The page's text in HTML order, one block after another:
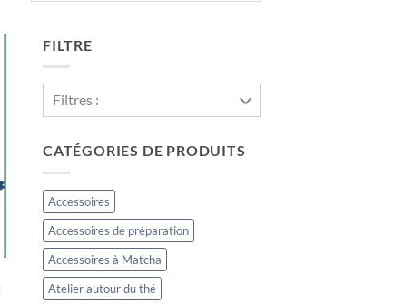
FILTRE
Filtres :
CATÉGORIES DE PRODUITS
Accessoires
Accessoires de préparation
Accessoires à Matcha
Atelier autour du thé